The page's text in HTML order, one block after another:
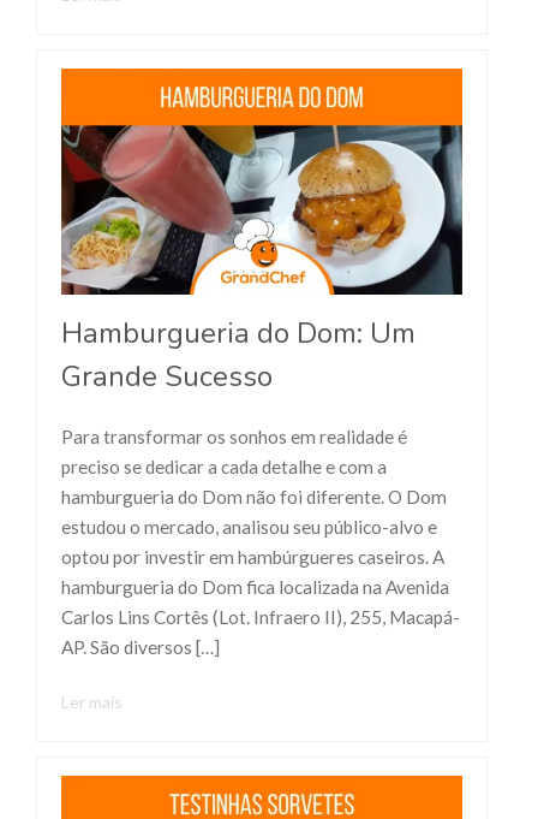
Hamburgueria do Dom: Um
Grande Sucesso
Para transformar os sonhos em realidade é
preciso se dedicar a cada detalhe e com a
hamburgueria do Dom não foi diferente. O Dom
estudou o mercado, analisou seu público-alvo e
optou por investir em hambúrgueres caseiros. A
hamburgueria do Dom fica localizada na Avenida
Carlos Lins Cortês (Lot. Infraero II), 255, Macapá-
AP. São diversos […]
Ler mais